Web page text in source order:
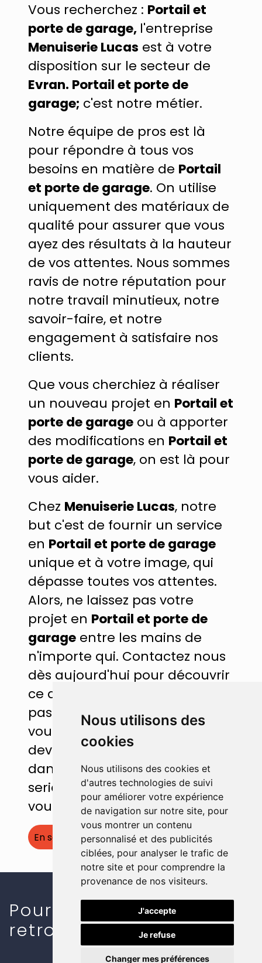
Nous utilisons des
cookies
Nous utilisons des cookies et
d'autres technologies de suivi
pour améliorer votre expérience
de navigation sur notre site, pour
vous montrer un contenu
personnalisé et des publicités
ciblées, pour analyser le trafic de
notre site et pour comprendre la
provenance de nos visiteurs.
J'accepte
Je refuse
Changer mes préférences
Vous recherchez : Portail et
porte de garage, l'entreprise
Menuiserie Lucas est à votre
disposition sur le secteur de
Evran. Portail et porte de
garage; c'est notre métier.
Notre équipe de pros est là
pour répondre à tous vos
besoins en matière de Portail
et porte de garage. On utilise
uniquement des matériaux de
qualité pour assurer que vous
ayez des résultats à la hauteur
de vos attentes. Nous sommes
ravis de notre réputation pour
notre travail minutieux, notre
savoir-faire, et notre
engagement à satisfaire nos
clients.
Que vous cherchiez à réaliser
un nouveau projet en Portail et
porte de garage ou à apporter
des modifications en Portail et
porte de garage, on est là pour
vous aider.
Chez Menuiserie Lucas, notre
but c'est de fournir un service
en Portail et porte de garage
unique et à votre image, qui
dépasse toutes vos attentes.
Alors, ne laissez pas votre
projet en Portail et porte de
garage entre les mains de
n'importe qui. Contactez nous
dès aujourd'hui pour découvrir
ce que notre équipe de
passionnés peut faire pour
vous. Demandez nous votre
devis gratuit pour votre projet
dans la région deEvran. Nous
serions ravis de travailler avec
vous !
En savoir plus
Pour plus d'informations,
retrouvez nous :